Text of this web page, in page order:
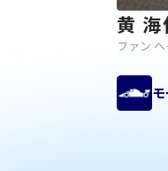
黄 海
ファン